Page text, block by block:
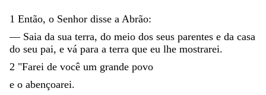
1 Então, o Senhor disse a Abrão:
— Saia da sua terra, do meio dos seus parentes e da casa
do seu pai, e vá para a terra que eu lhe mostrarei.
2 "Farei de você um grande povo
e o abençoarei.